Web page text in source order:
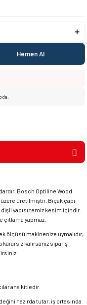
Hemen Al
Bosch Optiline Wood
üretilmiştir. Bıçak çapı
dişli yapısı temiz kesim içindir:
çıtlama yapmaz.
ölçüsü makinenize uymalıdır;
kalırsanız sipariş
ana kitledir.
hazırda tutar, iş ortasında